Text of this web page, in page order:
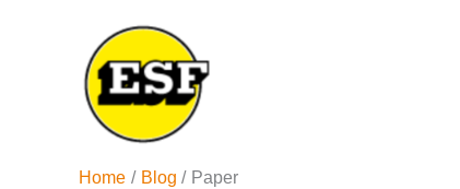
Home Blog Paper